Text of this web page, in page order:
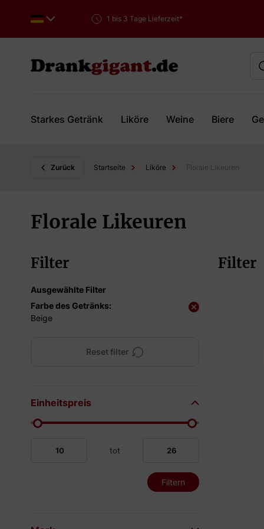
1 bis 3 Tage Lieferzeit*
Starkes Getränk Liköre Weine Biere
Zurück Startseite Liköre Florale Likeuren
Florale Likeuren
Filter
Ausgewählte Filter
Farbe des Getränks:
Beige
Reset filter
Einheitspreis
tot
Filtern
Filter